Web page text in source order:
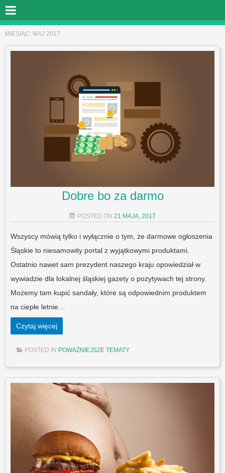
MIESIĄC: MAJ 2017
Dobre bo za darmo
POSTED ON 21 MAJA, 2017
Wszyscy mówią tylko i wyłącznie o tym, że darmowe ogłoszenia
Śląskie to niesamowity portal z wyjątkowymi produktami.
Ostatnio nawet sam prezydent naszego kraju opowiedział w
wywiadzie dla lokalnej śląskiej gazety o pozytywach tej strony.
Możemy tam kupić sandały, które są odpowiednim produktem
na ciepłe letnie…
Czytaj więcej
POSTED IN POWAŻNIEJSZE TEMATY